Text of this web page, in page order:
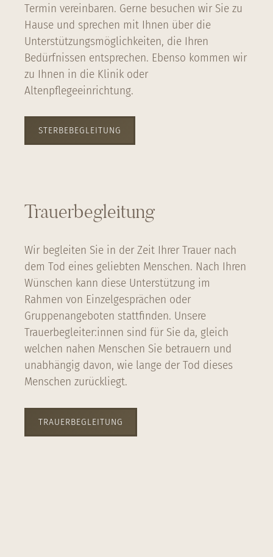
Termin vereinbaren. Gerne besuchen wir Sie zu
Hause und sprechen mit Ihnen über die
Unterstützungsmöglichkeiten, die Ihren
Bedürfnissen entsprechen. Ebenso kommen wir
zu Ihnen in die Klinik oder
Altenpflegeeinrichtung.
STERBEBEGLEITUNG
Trauerbegleitung
Wir begleiten Sie in der Zeit Ihrer Trauer nach
dem Tod eines geliebten Menschen. Nach Ihren
Wünschen kann diese Unterstützung im
Rahmen von Einzelgesprächen oder
Gruppenangeboten stattfinden. Unsere
Trauerbegleiter:innen sind für Sie da, gleich
welchen nahen Menschen Sie betrauern und
unabhängig davon, wie lange der Tod dieses
Menschen zurückliegt.
TRAUERBEGLEITUNG